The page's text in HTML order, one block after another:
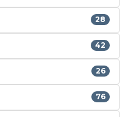
28
42
26
76